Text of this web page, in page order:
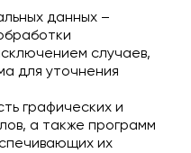
данных –
случаев,
для уточнения
графических и
а также программ
их